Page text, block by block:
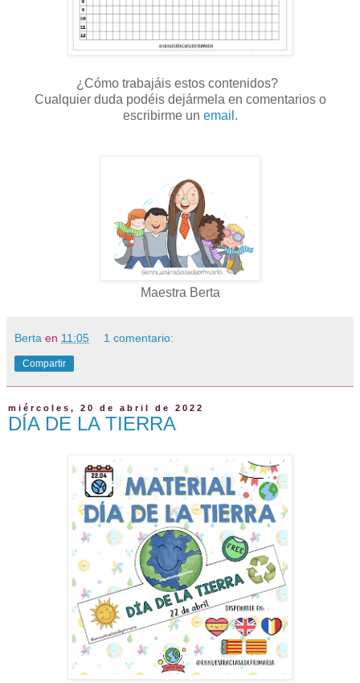
¿Cómo trabajáis estos contenidos?
Cualquier duda podéis dejármela en comentarios o
escribirme un email .
Maestra Berta
Berta en 11:05 1 comentario:
Compartir
miércoles, 20 de abril de 2022
DÍA DE LA TIERRA